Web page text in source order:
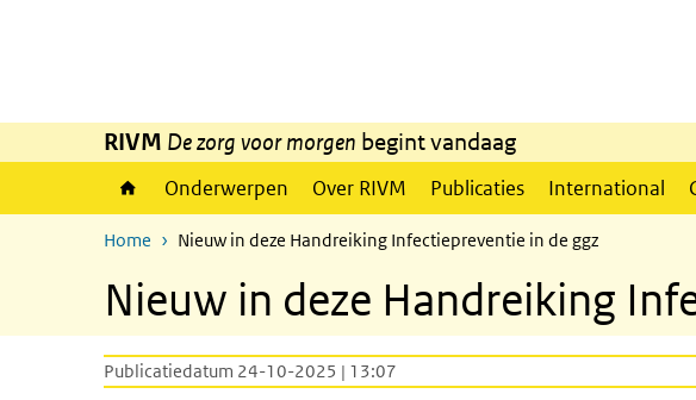
RIVM De zorg voor morgen begint vandaag
Onderwerpen Over RIVM Publicaties International
Home Nieuw in deze Handreiking Infectiepreventie in de ggz
Nieuw in deze Handreiking
Publicatiedatum 24-10-2025 | 13:07